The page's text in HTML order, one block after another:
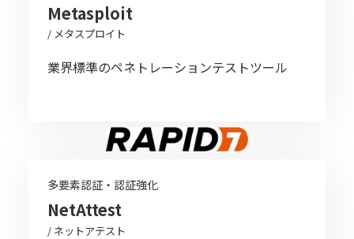
Metasploit
/ メタスプロイト
業界標準のペネトレーションテストツール
多要素認証・認証強化
NetAttest
/ ネットアテスト